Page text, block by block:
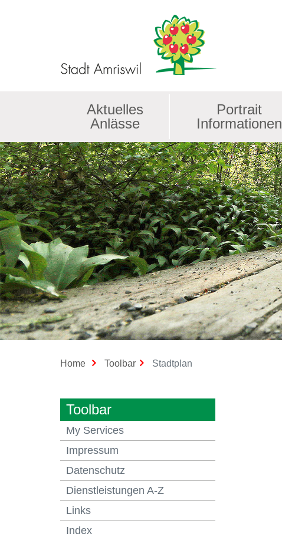
Aktuelles
Anlässe
Portrait
Informationen
Home Toolbar Stadtplan
Toolbar
My Services
Impressum
Datenschutz
Dienstleistungen A-Z
Links
Index